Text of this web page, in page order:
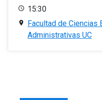
15:30
Facultad de Ciencias
Administrativas UC